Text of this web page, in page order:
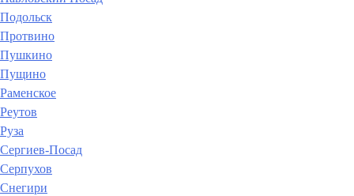
Подольск
Протвино
Пушкино
Пущино
Раменское
Реутов
Руза
Сергиев-Посад
Серпухов
Снегири